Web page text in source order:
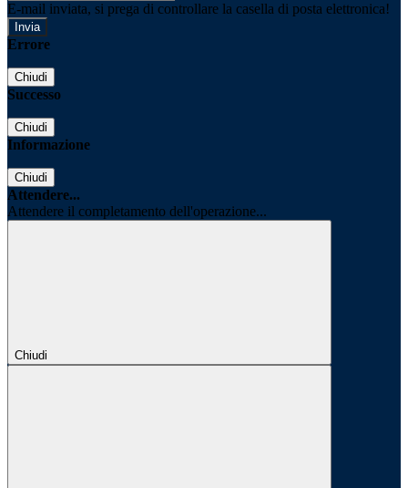
E-mail inviata, si prega di controllare la casella di posta elettronica!
Errore
Chiudi
Successo
Chiudi
Informazione
Chiudi
Attendere...
Attendere il completamento dell'operazione...
Chiudi